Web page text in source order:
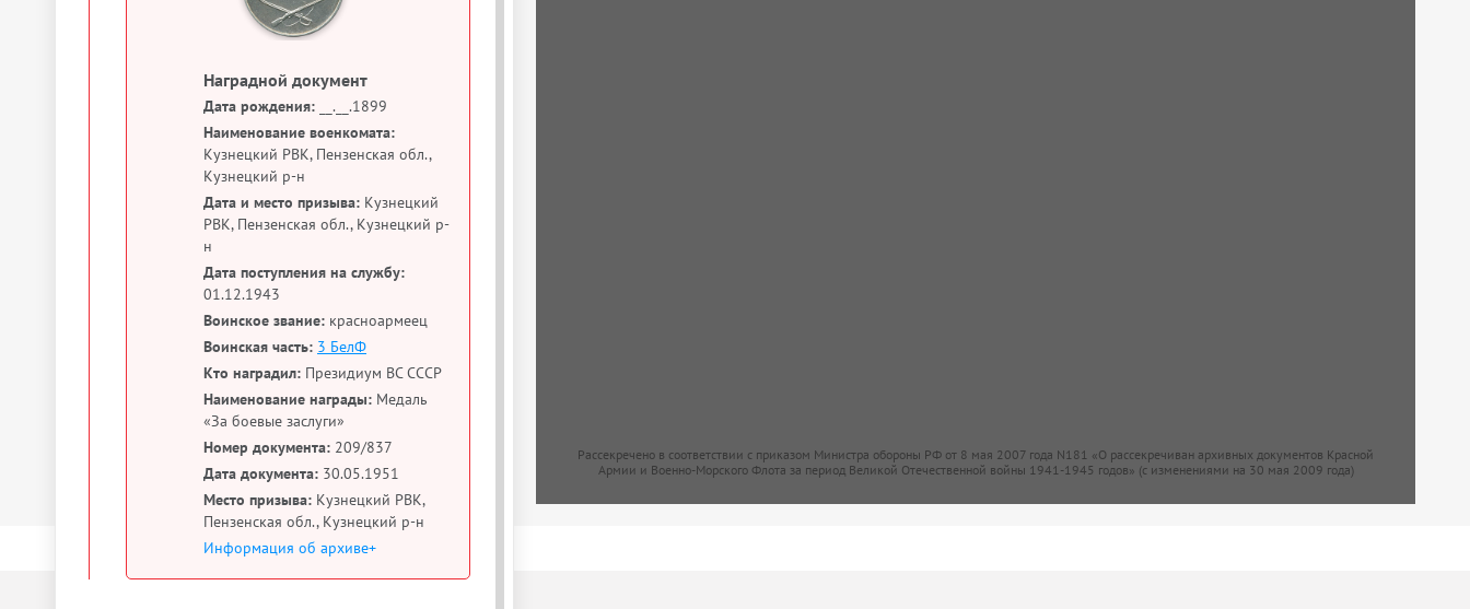
Наградной документ
Дата рождения: __.__.1899
Наименование военкомата:
Кузнецкий РВК, Пензенская обл.,
Кузнецкий р-н
Дата и место призыва: Кузнецкий
РВК, Пензенская обл., Кузнецкий р-
н
Дата поступления на службу:
01.12.1943
Воинское звание: красноармеец
Воинская часть: 3 БелФ
Кто наградил: Президиум ВС СССР
Наименование награды: Медаль
«За боевые заслуги»
Номер документа: 209/837
Дата документа: 30.05.1951
Место призыва: Кузнецкий РВК,
Пензенская обл., Кузнецкий р-н
Информация об архиве+
Рассекречено в соответствии с приказом Министра обороны РФ от 8 мая 2007 года N181 «О рассекречиван архивных документов Красной
Армии и Военно-Морского Флота за период Великой Отечественной войны 1941-1945 годов» (с изменениями на 30 мая 2009 года)